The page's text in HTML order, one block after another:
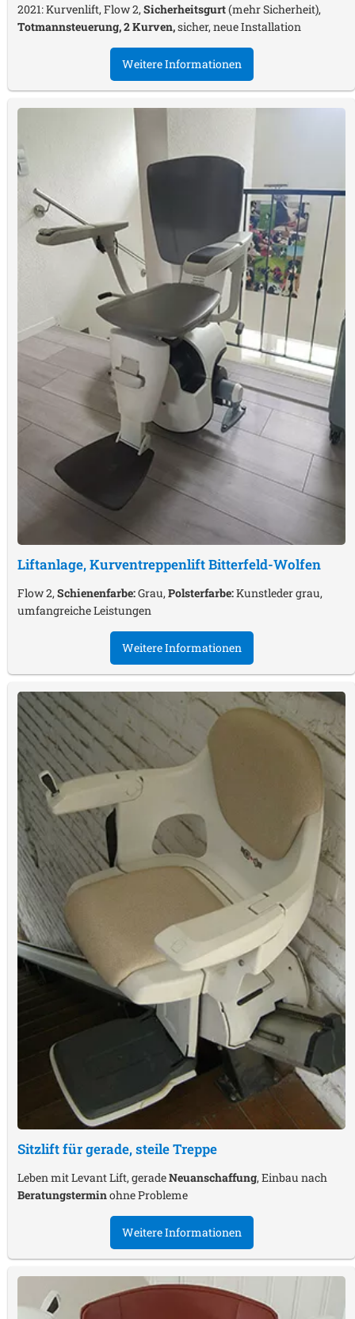
2021: Kurvenlift, Flow 2, Sicherheitsgurt(mehr Sicherheit),
Totmannsteuerung, 2 Kurven,sicher, neue Installation
Weitere Informationen
Liftanlage, KurventreppenliftBitterfeld-Wolfen
Flow 2,Schienenfarbe:Grau,Polsterfarbe:Kunstleder grau,
umfangreiche Leistungen
Weitere Informationen
Sitzlift für gerade, steile Treppe
Leben mit Levant Lift, geradeNeuanschaffung, Einbau nach
Beratungsterminohne Probleme
Weitere Informationen